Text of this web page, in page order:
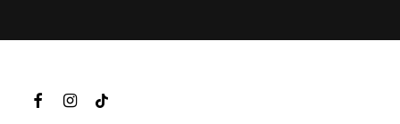
FACEBOOKINSTAGRAM
TIKTOK